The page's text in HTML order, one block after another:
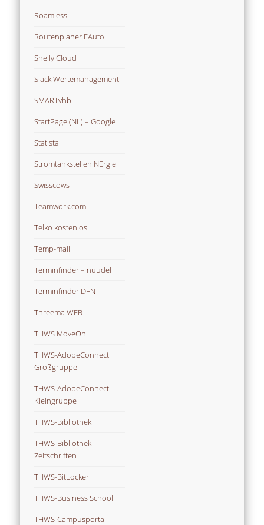
Roamless
Routenplaner EAuto
Shelly Cloud
Slack Wertemanagement
SMARTvhb
StartPage (NL) – Google
Statista
Stromtankstellen NErgie
Swisscows
Teamwork.com
Telko kostenlos
Temp-mail
Terminfinder – nuudel
Terminfinder DFN
Threema WEB
THWS MoveOn
THWS-AdobeConnect
Großgruppe
THWS-AdobeConnect
Kleingruppe
THWS-Bibliothek
THWS-Bibliothek
Zeitschriften
THWS-BitLocker
THWS-Business School
THWS-Campusportal